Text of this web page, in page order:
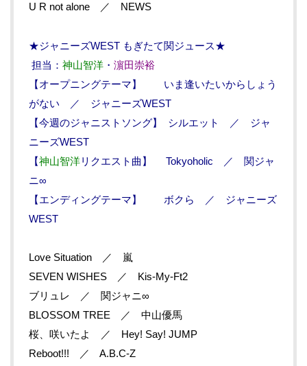
U R not alone ／ NEWS
★ジャニーズWEST もぎたて関ジュース★
担当： 神山智洋 ・ 濵田崇裕
【オープニングテーマ】 いま逢いたいからしょう
がない ／ ジャニーズWEST
【今週のジャニストソング】 シルエット ／ ジャ
ニーズWEST
【神山智洋リクエスト曲】 Tokyoholic ／ 関ジャ
ニ∞
【エンディングテーマ】 ボクら ／ ジャニーズ
WEST
Love Situation ／ 嵐
SEVEN WISHES ／ Kis-My-Ft2
ブリュレ ／ 関ジャニ∞
BLOSSOM TREE ／ 中山優馬
桜、咲いたよ ／ Hey! Say! JUMP
Reboot!!! ／ A.B.C-Z